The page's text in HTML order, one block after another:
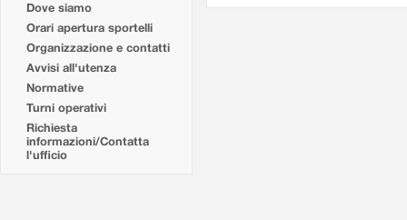
Dove siamo
Orari apertura sportelli
Organizzazione e contatti
Avvisi all'utenza
Normative
Turni operativi
Richiesta
informazioni/Contatta
l'ufficio